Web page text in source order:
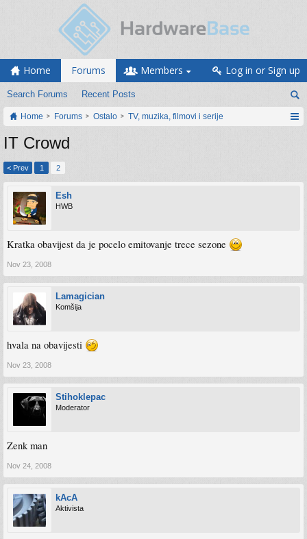
Home Forums
Search Forums Recent Posts
Members Log in or Sign up
Home Forums Ostalo TV, muzika, filmovi i serije
IT Crowd
< Prev 1 2
Esh
HWB
Kratka obavijest da je pocelo emitovanje trece sezone
Nov 23, 2008
Lamagician
Komšija
hvala na obavijesti
Nov 23, 2008
Stihoklepac
Moderator
Zenk man
Nov 24, 2008
kAcA
Aktivista